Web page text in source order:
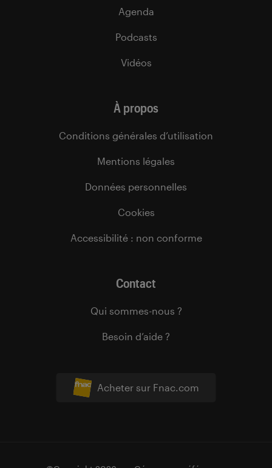
Acheter sur Fnac.com
Agenda
Podcasts
Vidéos
À propos
Conditions générales d’utilisation
Mentions légales
Données personnelles
Cookies
Accessibilité : non conforme
Contact
Qui sommes-nous ?
Besoin d’aide ?